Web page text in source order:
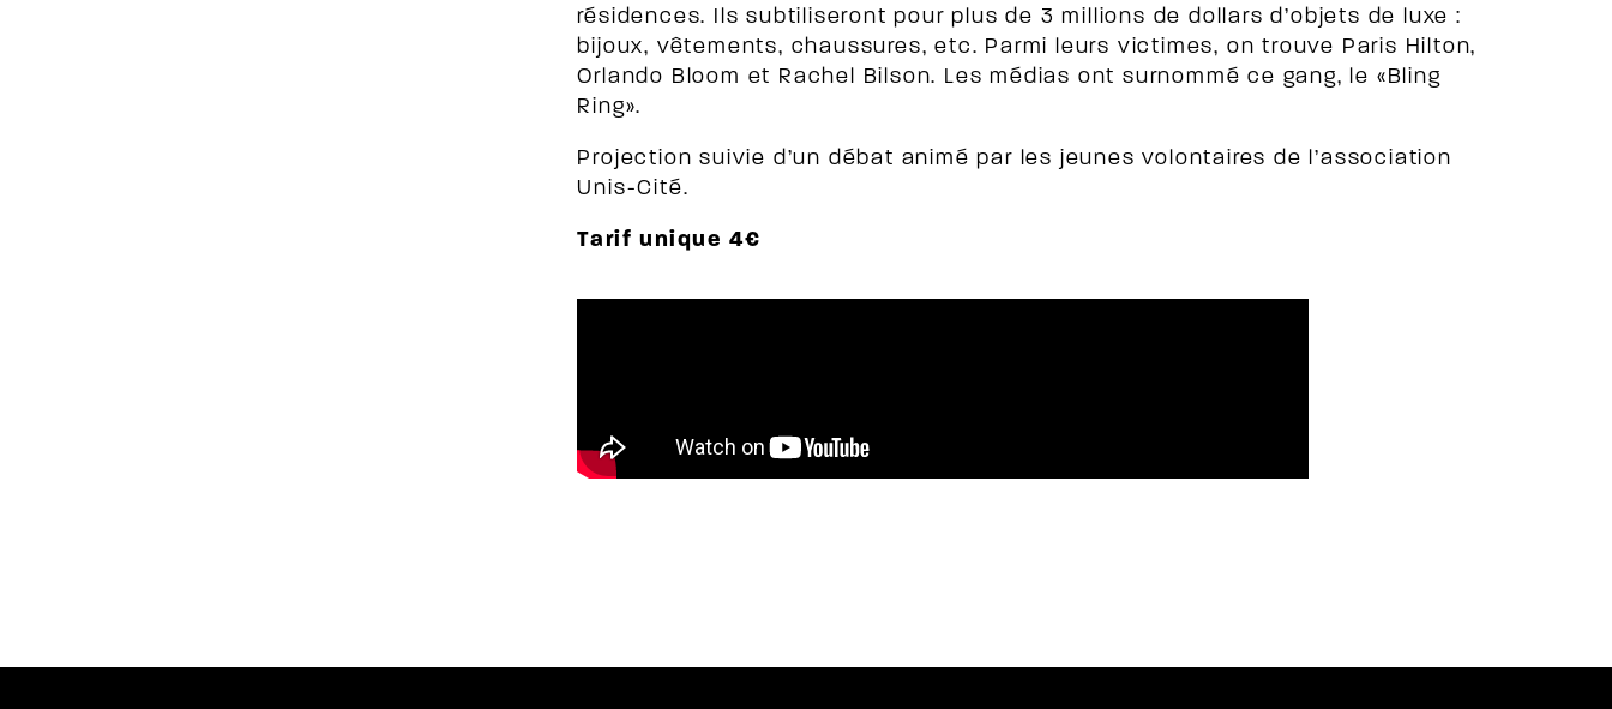
résidences. Ils subtiliseront pour plus de 3 millions de dollars d’objets de luxe :
bijoux, vêtements, chaussures, etc. Parmi leurs victimes, on trouve Paris Hilton,
Orlando Bloom et Rachel Bilson. Les médias ont surnommé ce gang, le «Bling
Ring».
Projection suivie d’un débat animé par les jeunes volontaires de l’association
Unis-Cité.
Tarif unique 4€